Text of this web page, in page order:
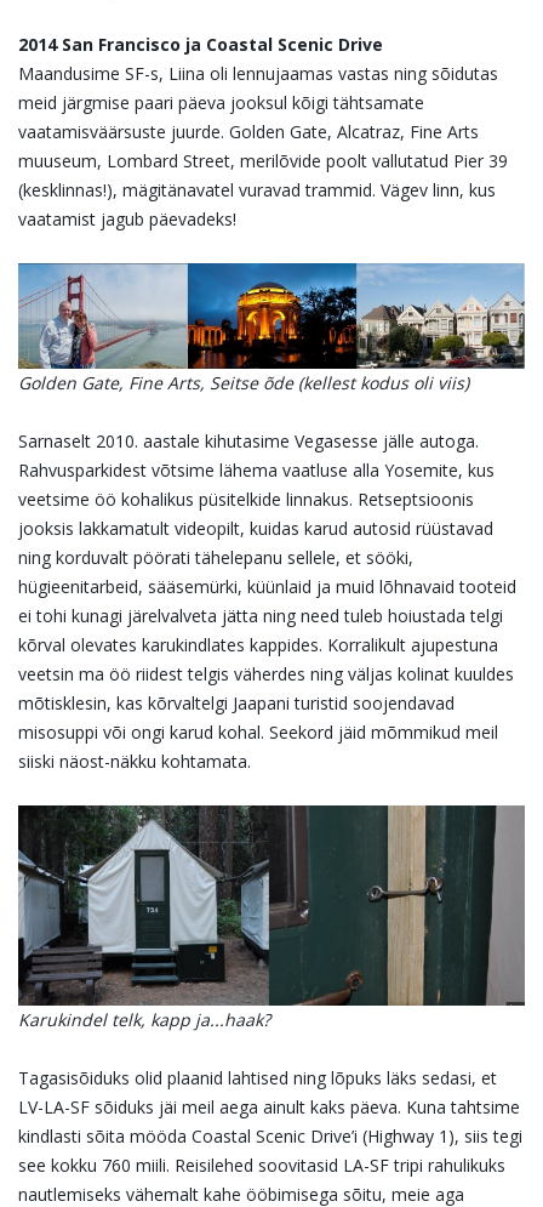
2014 San Francisco ja Coastal Scenic Drive
Maandusime SF-s, Liina oli lennujaamas vastas ning sõidutas
meid järgmise paari päeva jooksul kõigi tähtsamate
vaatamisväärsuste juurde. Golden Gate, Alcatraz, Fine Arts
muuseum, Lombard Street, merilõvide poolt vallutatud Pier 39
(kesklinnas!), mägitänavatel vuravad trammid. Vägev linn, kus
vaatamist jagub päevadeks!
Golden Gate, Fine Arts, Seitse õde (kellest kodus oli viis)
Sarnaselt 2010. aastale kihutasime Vegasesse jälle autoga.
Rahvusparkidest võtsime lähema vaatluse alla Yosemite, kus
veetsime öö kohalikus püsitelkide linnakus. Retseptsioonis
jooksis lakkamatult videopilt, kuidas karud autosid rüüstavad
ning korduvalt pöörati tähelepanu sellele, et sööki,
hügieenitarbeid, sääsemürki, küünlaid ja muid lõhnavaid tooteid
ei tohi kunagi järelvalveta jätta ning need tuleb hoiustada telgi
kõrval olevates karukindlates kappides. Korralikult ajupestuna
veetsin ma öö riidest telgis väherdes ning väljas kolinat kuuldes
mõtisklesin, kas kõrvaltelgi Jaapani turistid soojendavad
misosuppi või ongi karud kohal. Seekord jäid mõmmikud meil
siiski näost-näkku kohtamata.
Karukindel telk, kapp ja...haak?
Tagasisõiduks olid plaanid lahtised ning lõpuks läks sedasi, et
LV-LA-SF sõiduks jäi meil aega ainult kaks päeva. Kuna tahtsime
kindlasti sõita mööda Coastal Scenic Drive’i (Highway 1), siis tegi
see kokku 760 miili. Reisilehed soovitasid LA-SF tripi rahulikuks
nautlemiseks vähemalt kahe ööbimisega sõitu, meie aga